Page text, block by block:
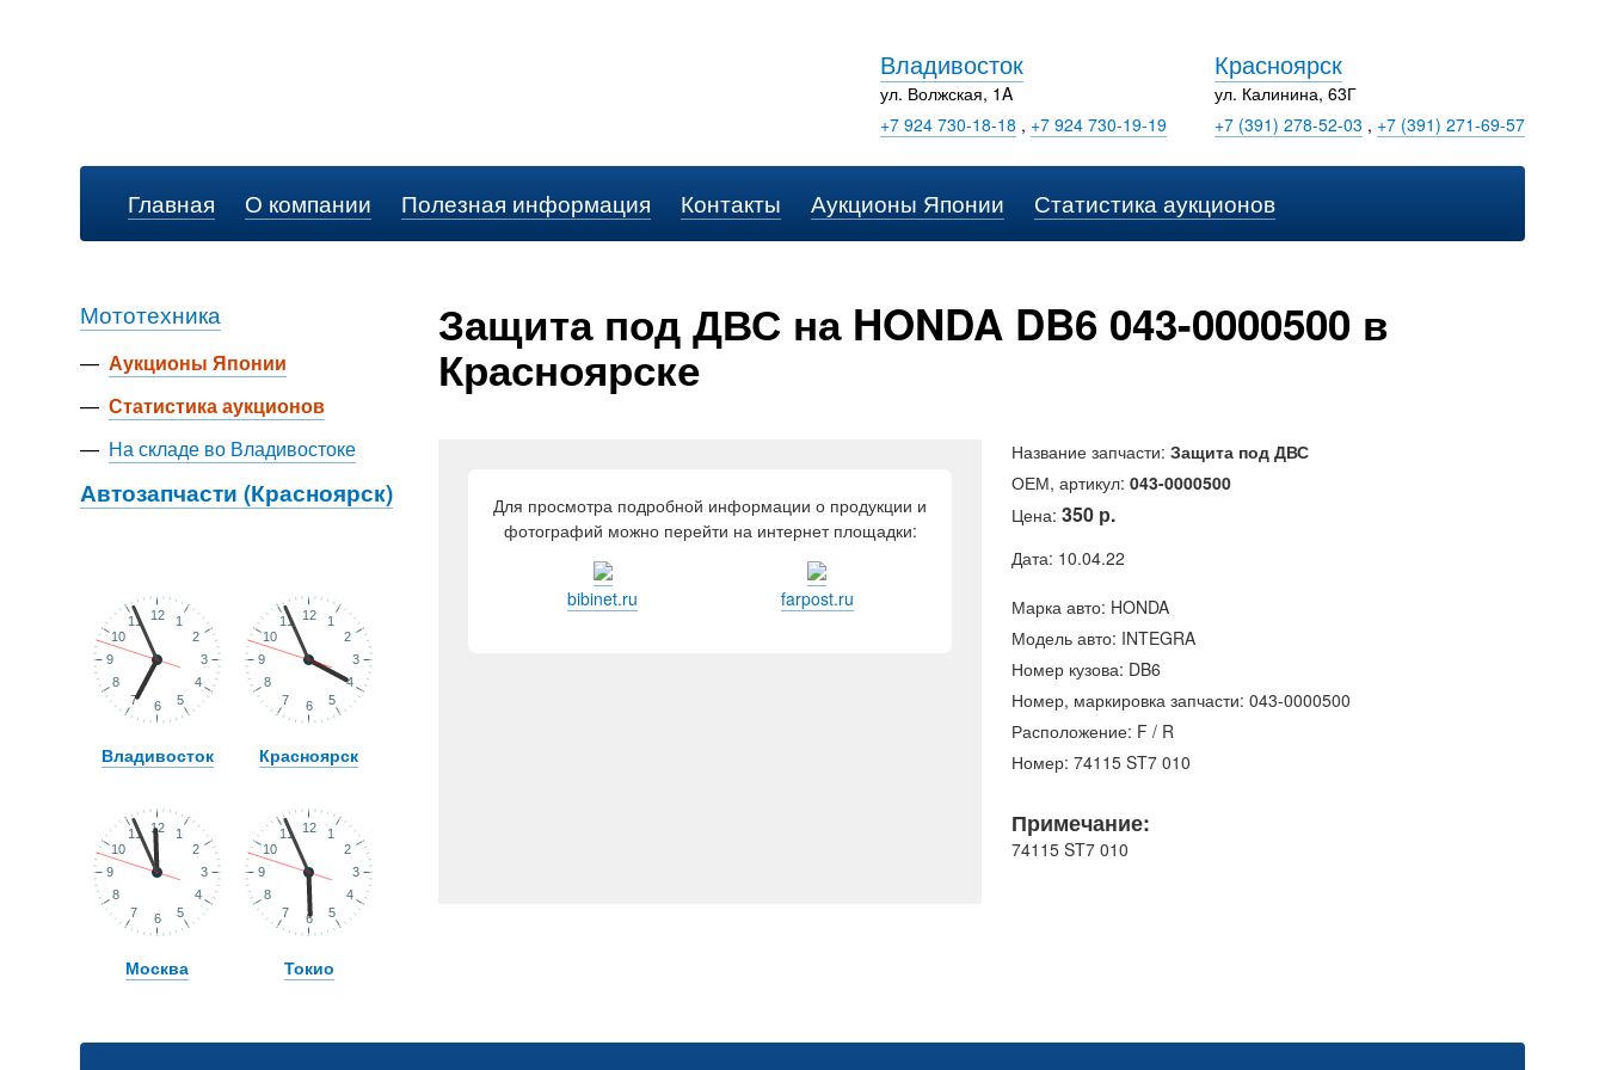
Владивосток
ул. Волжская, 1A
+7 924 730-18-18 , +7 924 730-19-19
Красноярск
ул. Калинина, 63Г
+7 (391) 278-52-03 , +7 (391) 271-69-57
Главная О компании Полезная информация Контакты Аукционы Японии Статистика аукционов
Мототехника
— Аукционы Японии
— Статистика аукционов
— На складе во Владивостоке
Автозапчасти (Красноярск)
Владивосток Красноярск
Москва Токио
Защита под ДВС на HONDA DB6 043-0000500 в
Красноярске
Для просмотра подробной информации о продукции и
фотографий можно перейти на интернет площадки:
bibinet.ru farpost.ru
Название запчасти: Защита под ДВС
ОЕМ, артикул: 043-0000500
Цена: 350 р.
Дата: 10.04.22
Марка авто: HONDA
Модель авто: INTEGRA
Номер кузова: DB6
Номер, маркировка запчасти: 043-0000500
Расположение: F / R
Номер: 74115 ST7 010
Примечание:
74115 ST7 010